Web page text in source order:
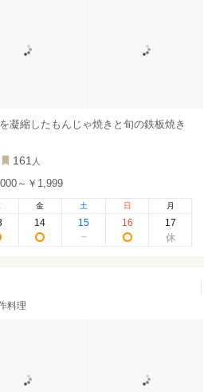
凝縮したもんじゃ焼きと旬の鉄板焼き
161 人
～￥1,999
金
14
土
15
日
16
月
17
料理